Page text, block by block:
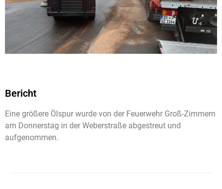
Bericht
Eine größere Ölspur wurde von der Feuerwehr Groß-Zimmern
am Donnerstag in der Weberstraße abgestreut und
aufgenommen.